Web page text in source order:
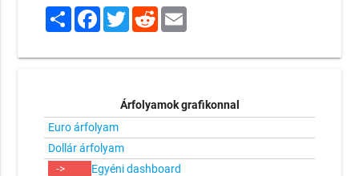
ShareFacebook
TwitterRedditEmail
Árfolyamok grafikonnal
Euro árfolyam
Dollár árfolyam
->
Egyéni dashboard